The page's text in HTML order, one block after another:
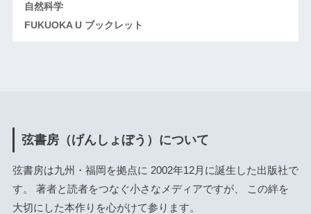
自然科学
FUKUOKA U ブックレット
弦書房（げんしょぼう）について
弦書房は九州・福岡を拠点に 2002年12月に誕生した出版社で
す。 著者と読者をつなぐ小さなメディアですが、 この絆を
大切にした本作りを心がけて参ります。